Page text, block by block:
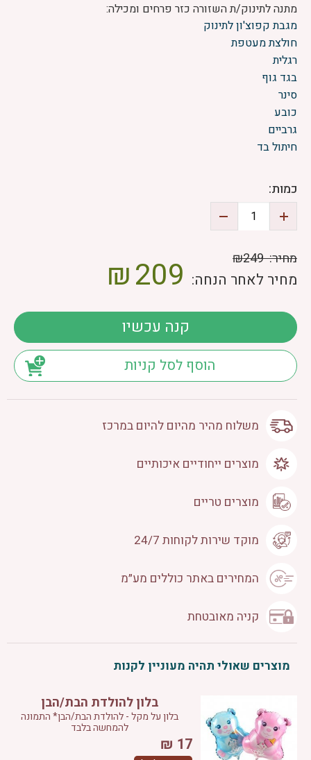
מתנה לתינוק/ת השזורה כזר פרחים ומכילה:
מגבת קפוצ'ון לתינוק
חולצת מעטפת
רגלית
בגד גוף
סינר
כובע
גרביים
חיתול בד
כמות:
מחיר:₪249
מחיר לאחר הנחה: 209
₪
קנה עכשיו
הוסף לסל קניות
משלוח מהיר מהיום להיום במרכז
מוצרים ייחודיים איכותיים
מוצרים טריים
מוקד שירות לקוחות 24/7
המחירים באתר כוללים מע״מ
קניה מאובטחת
מוצרים שאולי תהיה מעוניין לקנות
בלון להולדת הבת/הבן
בלון על מקל - להולדת הבת/הבן* התמונה
להמחשה בלבד
17
₪